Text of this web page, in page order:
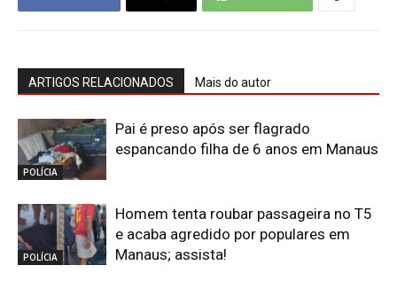
ARTIGOS RELACIONADOS Mais do autor
POLÍCIA
Pai é preso após ser flagrado
espancando filha de 6 anos em Manaus
POLÍCIA
Homem tenta roubar passageira no T5
e acaba agredido por populares em
Manaus; assista!